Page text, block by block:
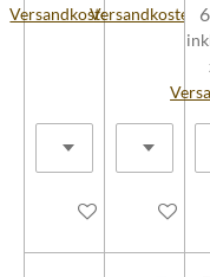
Versandkosten
In den Warenkorb
Versandkosten
In den